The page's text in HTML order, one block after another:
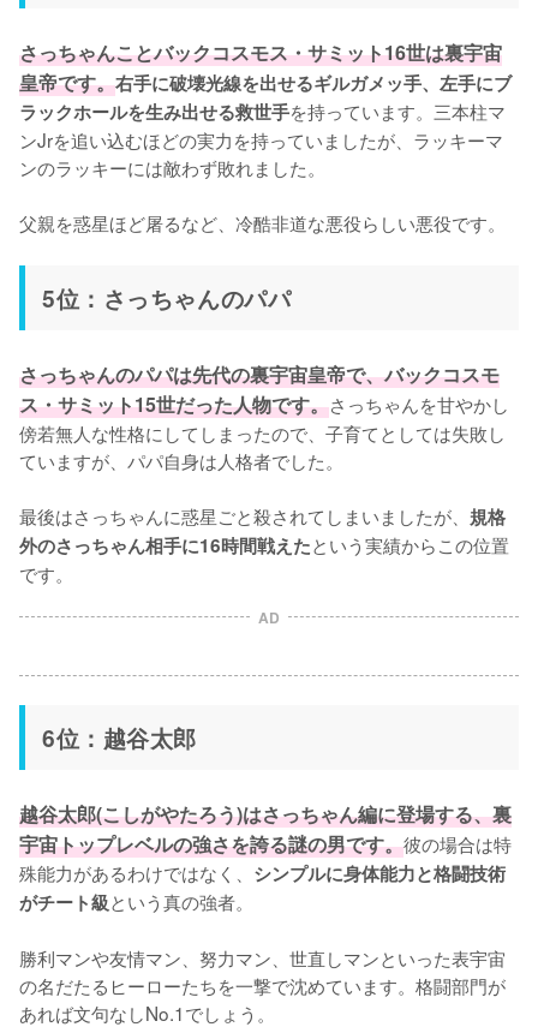
さっちゃんことバックコスモス・サミット16世は裏宇宙
皇帝です。右手に破壊光線を出せるギルガメッ手、左手にブ
ラックホールを生み出せる救世手を持っています。三本柱マ
ンJrを追い込むほどの実力を持っていましたが、ラッキーマ
ンのラッキーには敵わず敗れました。
父親を惑星ほど屠るなど、冷酷非道な悪役らしい悪役です。
5位：さっちゃんのパパ
さっちゃんのパパは先代の裏宇宙皇帝で、バックコスモ
ス・サミット15世だった人物です。さっちゃんを甘やかし
傍若無人な性格にしてしまったので、子育てとしては失敗し
ていますが、パパ自身は人格者でした。
最後はさっちゃんに惑星ごと殺されてしまいましたが、 規格
外のさっちゃん相手に16時間戦えたという実績からこの位置
です。
AD
6位：越谷太郎
越谷太郎(こしがやたろう)はさっちゃん編に登場する、裏
宇宙トップレベルの強さを誇る謎の男です。彼の場合は特
殊能力があるわけではなく、 シンプルに身体能力と格闘技術
がチート級という真の強者。
勝利マンや友情マン、努力マン、世直しマンといった表宇宙
の名だたるヒーローたちを一撃で沈めています。格闘部門が
あれば文句なしNo.1でしょう。